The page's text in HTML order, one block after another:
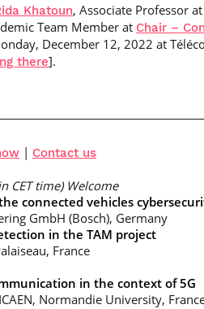
Khatoun, Associate Professor
Team Member at Chair –
December 12, 2022 at
there].
| Contact us
CET time) Welcome
connected vehicles
GmbH (Bosch), Germany
in the TAM project
France
in the context of 5G
Normandie University,